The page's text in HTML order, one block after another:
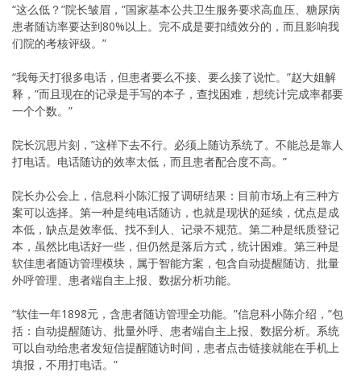
“这么低？”院长皱眉，”国家基本公共卫生服务要求高血压、糖尿病
患者随访率要达到80%以上。完不成是要扣绩效分的，而且影响我
们院的考核评级。”
“我每天打很多电话，但患者要么不接、要么接了说忙。”赵大姐解
释，”而且现在的记录是手写的本子，查找困难，想统计完成率都要
一个个数。”
院长沉思片刻，”这样下去不行。必须上随访系统了。不能总是靠人
打电话。电话随访的效率太低，而且患者配合度不高。”
院长办公会上，信息科小陈汇报了调研结果：目前市场上有三种方
案可以选择。第一种是纯电话随访，也就是现状的延续，优点是成
本低，缺点是效率低、找不到人、记录不规范。第二种是纸质登记
本，虽然比电话好一些，但仍然是落后方式，统计困难。第三种是
软佳患者随访管理模块，属于智能方案，包含自动提醒随访、批量
外呼管理、患者端自主上报、数据分析功能。
“软佳一年1898元，含患者随访管理全功能。”信息科小陈介绍，”包
括：自动提醒随访、批量外呼、患者端自主上报、数据分析。系统
可以自动给患者发短信提醒随访时间，患者点击链接就能在手机上
填报，不用打电话。”